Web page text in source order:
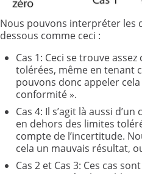
Nous pouvons interpréter les
dessous comme ceci :
Cas 1: Ceci se trouve
tolérées, même en tenant
pouvons donc appeler
conformité ».
Cas 4: Il s’agit là aussi
en dehors des limites
compte de l’incertitude.
cela un mauvais résultat,
Cas 2 et Cas 3: Ces cas